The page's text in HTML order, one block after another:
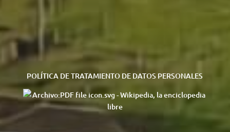
POLÍTICA DE TRATAMIENTO DE DATOS PERSONALES